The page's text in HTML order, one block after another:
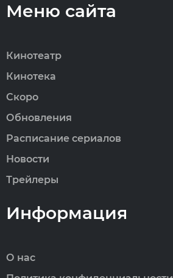
Меню сайта
Кинотеатр
Кинотека
Скоро
Обновления
Расписание сериалов
Новости
Трейлеры
Информация
О нас